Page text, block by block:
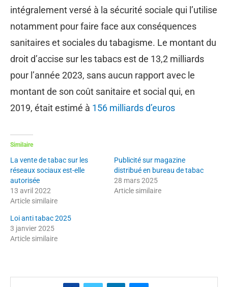
intégralement versé à la sécurité sociale qui l’utilise
notamment pour faire face aux conséquences
sanitaires et sociales du tabagisme. Le montant du
droit d’accise sur les tabacs est de 13,2 milliards
pour l’année 2023, sans aucun rapport avec le
montant de son coût sanitaire et social qui, en
2019, était estimé à 156 milliards d’euros
Similaire
La vente de tabac sur les
réseaux sociaux est-elle
autorisée
13 avril 2022
Article similaire
Publicité sur magazine
distribué en bureau de tabac
28 mars 2025
Article similaire
Loi anti tabac 2025
3 janvier 2025
Article similaire